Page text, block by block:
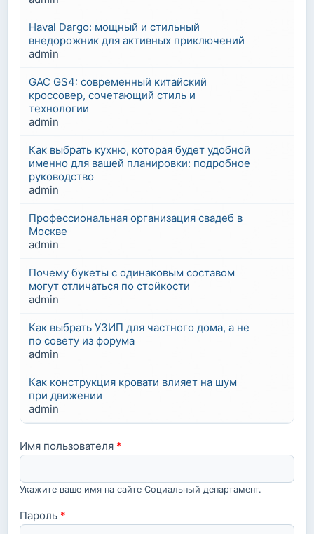
Haval Dargo: мощный и стильный
внедорожник для активных приключений
admin
GAC GS4: современный китайский
кроссовер, сочетающий стиль и
технологии
admin
Как выбрать кухню, которая будет удобной
именно для вашей планировки: подробное
руководство
admin
Профессиональная организация свадеб в
Москве
admin
Почему букеты с одинаковым составом
могут отличаться по стойкости
admin
Как выбрать УЗИП для частного дома, а не
по совету из форума
admin
Как конструкция кровати влияет на шум
при движении
admin
Имя пользователя *
Укажите ваше имя на сайте Социальный департамент.
Пароль *